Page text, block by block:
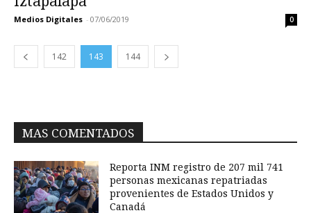
Medios Digitales - 07/06/2019 0
142 143 144
MAS COMENTADOS
Reporta INM registro de 207 mil 741
personas mexicanas repatriadas
provenientes de Estados Unidos y
Canadá